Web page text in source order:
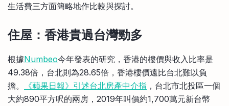
生活費三方面簡略地作比較與探討。
住屋：香港貴過台灣勁多
根據Numbeo今年發表的研究，香港的樓價與收入比率是
49.38倍，台北則為28.65倍，香港樓價遠比台北難以負
擔。
《蘋果日報》引述台北房產中介指 ，台北市北投區一個
大約890平方呎的兩房，2019年叫價約1,700萬元新台幣